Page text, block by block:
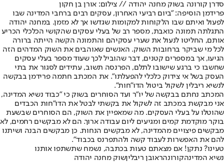
סדרן קורונה בשוק מחנה יהודה // צילום: אורן בן חקון
פרידמן הוסיפה: "ביום רביעי האחרון, עסקים רבים ברחבי המדינה שבו
לפעול ואיתם שבו הלקוחות למקומות שגדשו אך לא מזמן. במחנה יהודה
התגלתה תמונה כואבת, מספר רב של בעלי עסקים שהקושי הכלכלי הכריע
אותם, החליטו לנעול את שערי עסקיהם והתמונה הקשה הייתה ברורה
לכל מי שביקר ברחובות השוק. האנשים שאוהבים את השוק המדהים הזה
הגיעו, אך במספרים קטנים, דבר שהוביל לכך שעוד מספר בעלי עסקים
שחשבו כי ברגע שישובו לתלם, הפרנסה תשוב, עתידים לסגור את בתי
העסק בשל אי צידוק כלכלי להפעלתו״. את המכתב חתמה פרידמן בבקשה
לנשיא ריבלין לשקול ביטול הדו"חות".
המכתב נחתם בבקשה של יו״ר ועד הסוחרים בשוק כי "כבוד נשיא המדינה,
אני מבקשת במכתב זה לשקול את בקשתי לבטל את הדו״חות הכבדים
שהוטלו על בעלי העסקים. מה שמאפיין את השוק, הם הסוחרים שבשעת
בוקר מוקדמת קמים ומגיעים ליום עבודה ארוך. הם לא מבקשים רחמים, לא
מבקשים פיצויים מהמדינה, לא מבקשים הנחות. כן מבקשים הבנה ושיתנו
להם את האפשרות לעבוד קשה ולהתפרנס בכבוד".
טעינו? נתקן! אם מצאתם טעות בכתבה, נשמח שתשתפו אותנו
נשיא המדינהקורונהראובן ריבליןשוק מחנה יהודה